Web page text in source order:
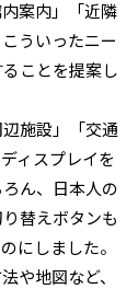
案内」「近隣
ういったニー
ことを提案し
施設」「交通
ィスプレイを
ん、日本人の
替えボタンも
にしました。
や地図など、